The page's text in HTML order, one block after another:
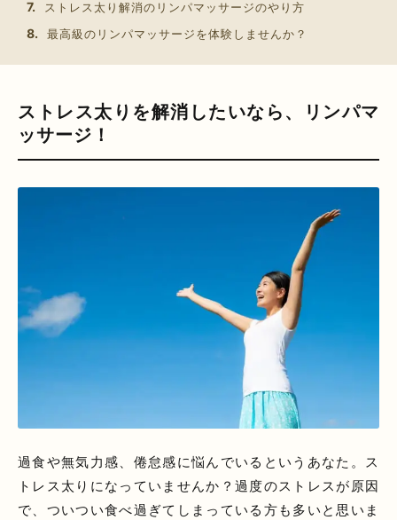
ストレス太り解消のリンパマッサージのやり方
最高級のリンパマッサージを体験しませんか？
ストレス太りを解消したいなら、リンパマ
ッサージ！
過食や無気力感、倦怠感に悩んでいるというあなた。ス
トレス太りになっていませんか？過度のストレスが原因
で、ついつい食べ過ぎてしまっている方も多いと思いま